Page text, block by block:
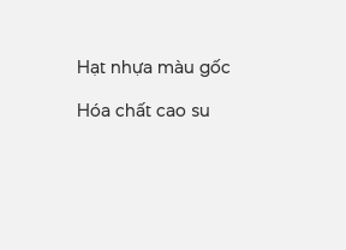
Hạt nhựa màu gốc
Hóa chất cao su